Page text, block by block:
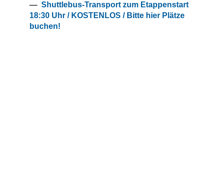
— Shuttlebus-Transport zum Etappenstart
18:30 Uhr / KOSTENLOS / Bitte hier Plätze
buchen!